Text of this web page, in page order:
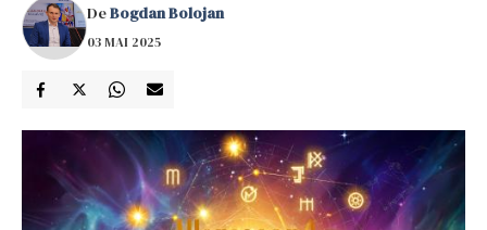
DeBogdan Bolojan
03 MAI 2025